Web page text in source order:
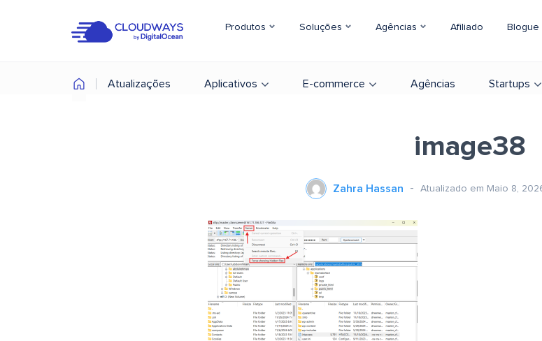
Produtos Soluções Agências Afiliado Blogue
Atualizações Aplicativos E-commerce Agências Startups
image38
Zahra Hassan Atualizado em Maio 8,